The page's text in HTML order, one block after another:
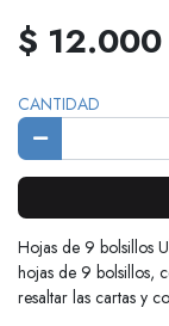
$ 12.000
CANTIDAD
Hojas de 9 bolsillos
hojas de 9 bolsillos,
resaltar las cartas y